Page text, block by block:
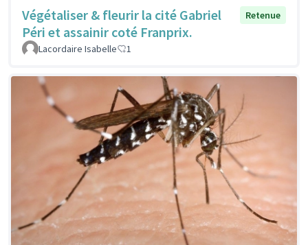
Végétaliser & fleurir la cité Gabriel
Péri et assainir coté Franprix.
Retenue
Lacordaire Isabelle 1